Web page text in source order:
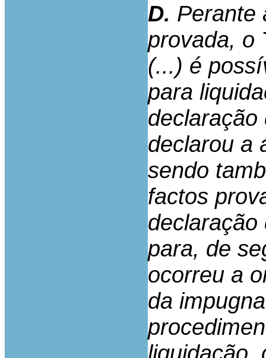
D. Perante
provada, o
(...) é
para
declaração
declarou a
sendo
factos
declaração
para, de
ocorreu a
da